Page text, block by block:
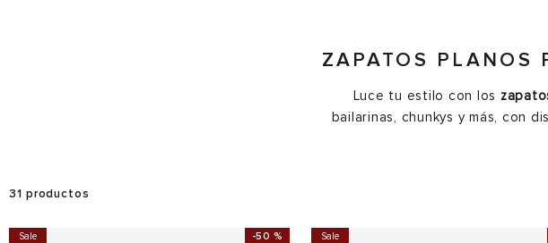
ZAPATOS PLANOS
Luce tu estilo con los
bailarinas, chunkys y más, con
31 productos
Sale -50 % Sale